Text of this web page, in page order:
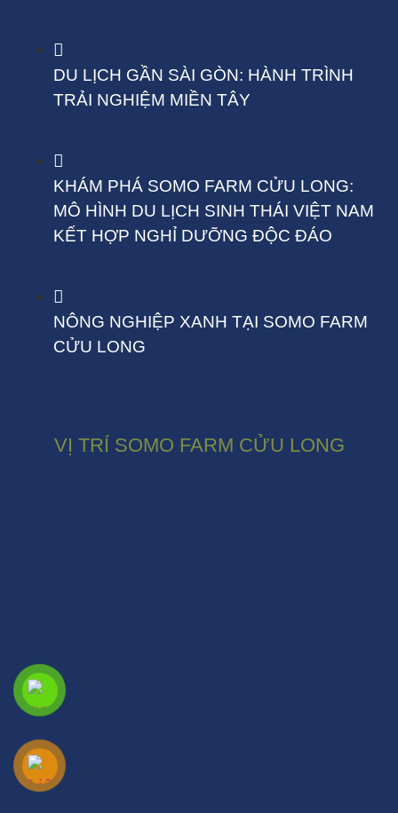
DU LỊCH GẦN SÀI GÒN: HÀNH TRÌNH
TRẢI NGHIỆM MIỀN TÂY
KHÁM PHÁ SOMO FARM CỬU LONG:
MÔ HÌNH DU LỊCH SINH THÁI VIỆT NAM
KẾT HỢP NGHỈ DƯỠNG ĐỘC ĐÁO
NÔNG NGHIỆP XANH TẠI SOMO FARM
CỬU LONG
VỊ TRÍ SOMO FARM CỬU LONG